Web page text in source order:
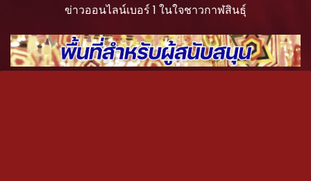
ข่าวออนไลน์เบอร์ 1 ในใจชาวกาฬสินธุ์